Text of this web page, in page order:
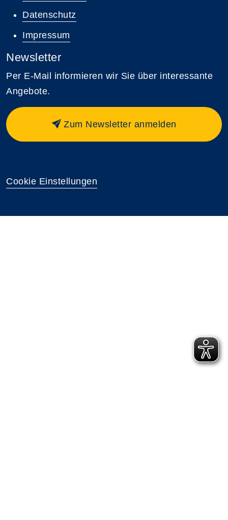
Datenschutz
Impressum
Newsletter
Per E-Mail informieren wir Sie über interessante
Angebote.
Zum Newsletter anmelden
Cookie Einstellungen